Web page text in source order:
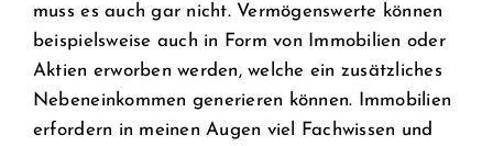
muss es auch gar nicht. Vermögenswerte können
beispielsweise auch in Form von Immobilien oder
Aktien erworben werden, welche ein zusätzliches
Nebeneinkommen generieren können. Immobilien
erfordern in meinen Augen viel Fachwissen und